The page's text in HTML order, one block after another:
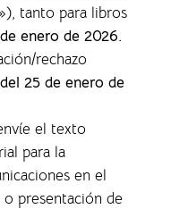
tanto para libros
enero de 2026.
rechazo
25 de enero de
el texto
para la
en el
presentación de